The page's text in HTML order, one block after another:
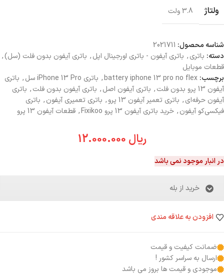
ولتاژ 3.8 ولت
شناسه محصول: 2021711
دسته: باتری, باتری آیفون - باتری اورجینال اپل, باتری آیفون بدون فلت (سل),
قطعات موبایل
برچسب: battery iphone 13 pro no flex
, باتری iPhone 13 Pro سل , باتری
آیفون 13 پرو بدون فلت
, باتری آیفون اصل, باتری آیفون بدون فلت, باتری
آیفون حرفه‌ای, باتری تعمیر آیفون 13 پرو , باتری تعمیری آیفون, باتری
فیکسی‌کو آیفون, خرید باتری آیفون 13 پرو Fixikoo , قطعات آیفون 13 پرو
ریال
در انبار موجود نمی باشد
خرید از بله
افزودن به علاقه مندی
ضمانت کیفیت و قیمت
ارسال به سراسر کشور !
موجودی و قیمت ها بروز می باشد